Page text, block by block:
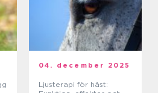
04. december 2025
Ljusterapi för häst: